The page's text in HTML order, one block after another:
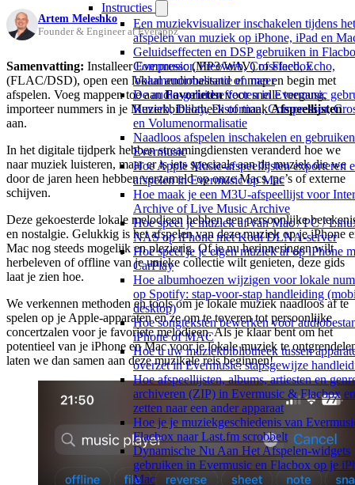
Instructies
Een muziekvisualizer inschakelen tijdens het
afspelen van muziek op iPhone, iPad en
Geluidseffecten en DSP gebruiken in
Compressor, Freeverb, Crossfeed, Echo,
Volumenormalisatie en meer
De audio-geluidseffecten in Evermusic
Reverb, Delay, Distortion, Compressor,
en Volumenormalisatie
Naadloos afspelen inschakelen en
Evermusic
Hoe Apple Music-afspeellijsten exporteren
afspelen in Evermusic op Mac
Hoe maak je een M3U-afspeellijst voor
Archive of Live Music Archive
Hoe speel je muziek af van Mac / PC /
NAS op iPhone met Kodi DLNA-server
Hoe speel je je eigen muziek af op iPhone
CarPlay
Hoe albumhoezen wijzigen voor lokale
op Spotify: stap-voor-stap handleiding
desktop)
Hoe songteksten bewerken voor
iPhone of MAC
Hoe u uw muziekbibliotheek tussen
overzet in Evermusic: stapsgewijze
Hoe afspeellijsten, albums, artiesten en
archiveren (ZIP) in Evermusic & Flacbox
zetten naar een ander apparaat
Hoe je je muziekgeschiedenis van
Flacbox naar Last.fm scrobbelt
Dynamische Nu Aan Het Afspelen-widgets
gebruiken in Evermusic en Flacbox op je
Mac
Artem Meleshko
Founder & Engineer at Everappz
Samenvatting: InstalleerEvermusic(MP3/WAV) ofFlacbox
(FLAC/DSD), open een lokaal audiobestand of map en begin met
afspelen. Voeg mappen toe aanFavorietenvoor snelle toegang,
importeer nummers in je Muziekbibliotheek of maakAfspeellijsten
aan.
In het digitale tijdperk hebben streamingdiensten veranderd hoe we
naar muziek luisteren, maar er is iets speciaals aan de muziek die we
door de jaren heen hebben verzameld op onze Macs, pc’s of externe
schijven.
Deze gekoesterde lokale melodieen hebben een persoonlijke
en nostalgie. Gelukkig is het afspelen van deze muziek op je iPhone
Mac nog steeds mogelijk en plezierig. Of je nu herinneringen wilt
herbeleven of offline van je unieke collectie wilt genieten, deze gids
laat je zien hoe.
We verkennen methoden en tools om je lokale muziek naadloos af te
spelen op je Apple-apparaten en ze om te toveren tot persoonlijke
concertzalen voor je favoriete melodieen. Als je klaar bent om het
potentieel van je iPhone en Mac voor je lokale muziek te
laten we dan samen aan deze muzikale reis beginnen!